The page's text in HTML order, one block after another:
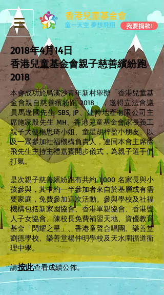
童一天空 夢想飛翔
香港兒童基金會
我要捐款!
2018年4月14日
香港兒童基金會親子慈善繽紛跑
2018
本會成功於烏溪沙青年新村舉辦「香港兒童基
金會親自慈善繽紛跑 2018」，邀得立法會議
員馬逢國先生 SBS, JP、建時地產有限公司主
席施家殷先生 MH、香港兒童基金會家長義工
親子大使楊思琦小姐、童星胡梓盈小朋友、以
及一眾參加社福機構負責人，連同本會主席徐
飛先生主持主禮嘉賓開步儀式，為親子選手們
打氣。
是次親子慈善繽紛跑有共約 1,000 名家長與小
孩參與，其中約一半參加者來自於基層或有需
要家庭，免費參加這次活動。參與學校及社福
機構包括新家園協會、香港單親協會、香港聾
人子女協會、陳校長免費補習天地、資優教育
基金「閃耀之星」、香港童聲合唱團、樂善堂
劉德學校、樂善堂楊仲明學校及天水圍循道衛
理中學。
請按此查看成績公佈。
>